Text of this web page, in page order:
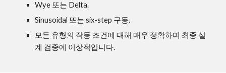
Wye 또는 Delta.
Sinusoidal 또는 six-step 구동.
모든 유형의 작동 조건에 대해 매우 정확하며 최종 설
계 검증에 이상적입니다.